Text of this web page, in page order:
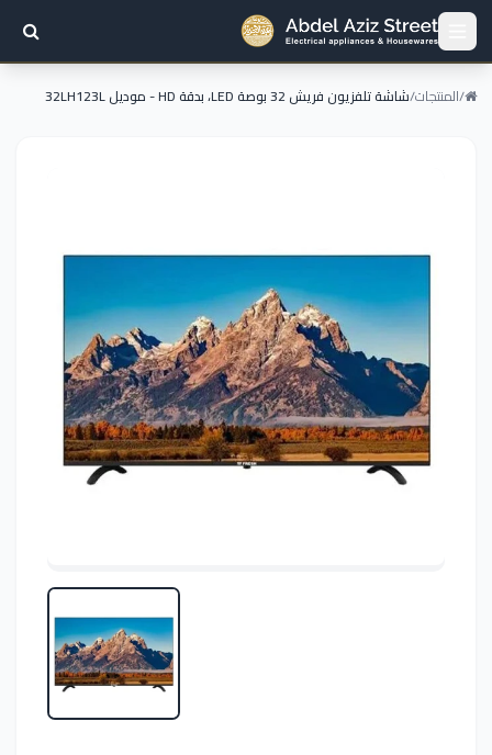
/المنتجات/شاشة تلفزيون فريش 32 بوصة LED، بدقة HD - موديل 32LH123L